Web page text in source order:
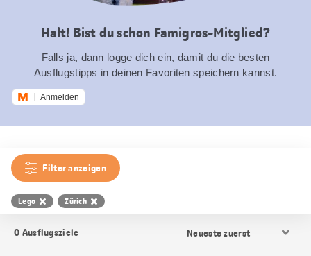
Halt! Bist du schon Famigros-Mitglied?
Falls ja, dann logge dich ein, damit du die besten
Ausflugstipps in deinen Favoriten speichern kannst.
Anmelden
Filter anzeigen
Lego Zürich
0 Ausflugsziele
Sortierung